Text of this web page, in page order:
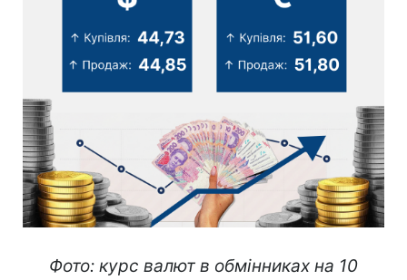
Фото: курс валют в обмінниках на 10